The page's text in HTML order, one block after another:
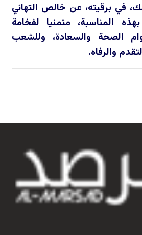
في برقيته، عن خالص التهاني
المناسبة، متمنيا لفخامة
الصحة والسعادة، وللشعب
والرفاه.